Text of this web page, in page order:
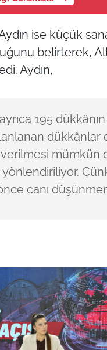
ise küçük
belirterek,
Aydın,
ayrıca 195
dükkânlar
mümkün
canı